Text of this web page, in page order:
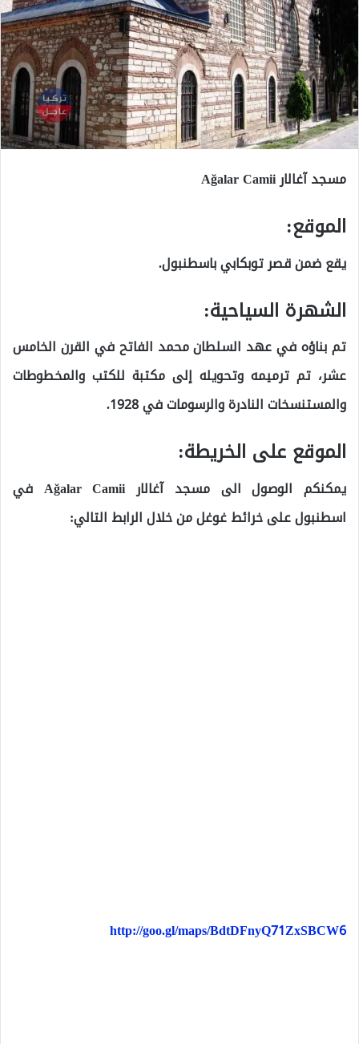
مسجد آغالار Ağalar Camii
الموقع:
يقع ضمن قصر توبكابي باسطنبول.
الشهرة السياحية:
تم بناؤه في عهد السلطان محمد الفاتح في القرن الخامس
عشر، تم ترميمه وتحويله إلى مكتبة للكتب والمخطوطات
والمستنسخات النادرة والرسومات في 1928.
الموقع على الخريطة:
يمكنكم الوصول الى مسجد آغالار Ağalar Camii في
اسطنبول على خرائط غوغل من خلال الرابط التالي:
http://goo.gl/maps/BdtDFnyQ71ZxSBCW6